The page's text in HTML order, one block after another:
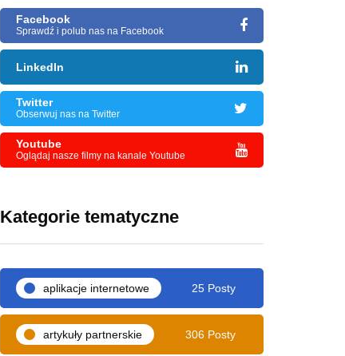
Facebook
Sprawdź i polub nas na Facebook
LinkedIn
Twitter
Obserwuj nas na Twitter
Youtube
Oglądaj nasze filmy na kanale Youtube
Kategorie tematyczne
aplikacje internetowe 25 Posty
artykuły partnerskie 306 Posty